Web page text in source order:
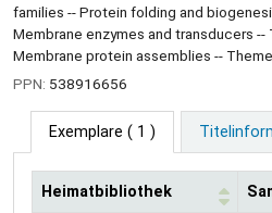
families -- Protein folding and
Membrane enzymes and transducers
Membrane protein assemblies --
PPN: 538916656
Exemplare ( 1 )
Heimatbibliothek